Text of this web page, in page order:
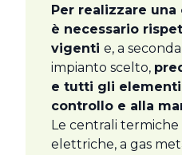
Per realizzare
è necessario
vigenti e, a
impianto scelto,
e tutti gli elementi
controllo e alla
Le centrali termiche
elettriche, a gas